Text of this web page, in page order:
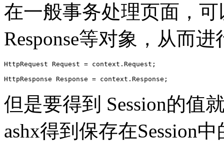
在一般事务处理页面，可
Response等对象，从而
HttpRequest Request = context.Request;
HttpResponse Response = context.Response;
但是要得到 Session的值
ashx得到保存在Session